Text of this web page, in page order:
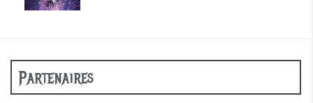
Partenaires